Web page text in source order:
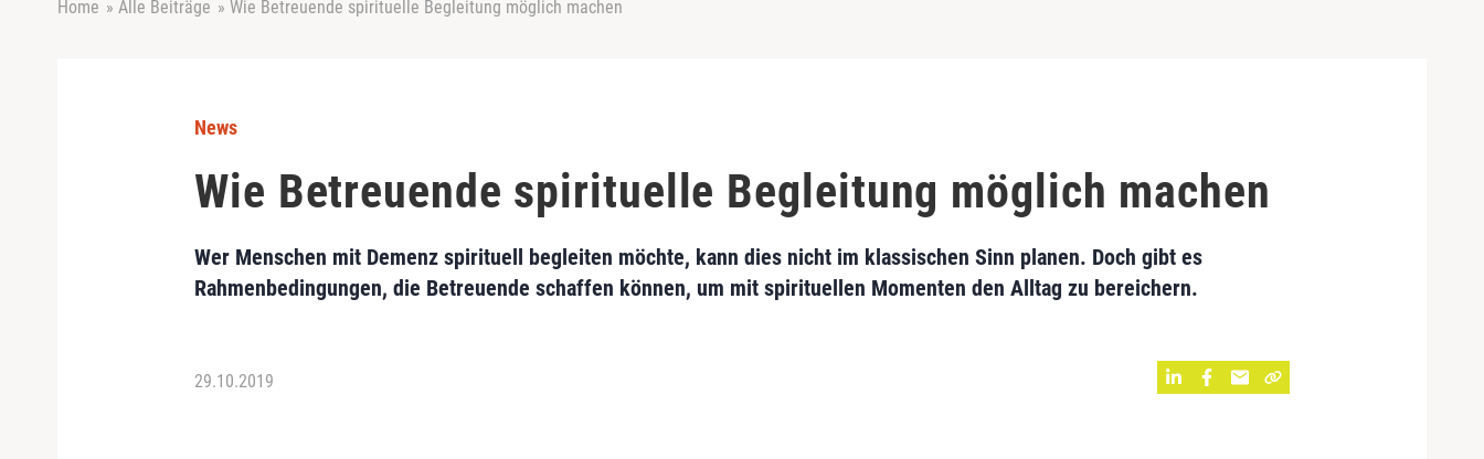
Home » Alle Beiträge » Wie Betreuende spirituelle Begleitung möglich machen
News
Wie Betreuende spirituelle Begleitung möglich machen
Wer Menschen mit Demenz spirituell begleiten möchte, kann dies nicht im klassischen Sinn planen. Doch gibt es
Rahmenbedingungen, die Betreuende schaffen können, um mit spirituellen Momenten den Alltag zu bereichern.
29.10.2019